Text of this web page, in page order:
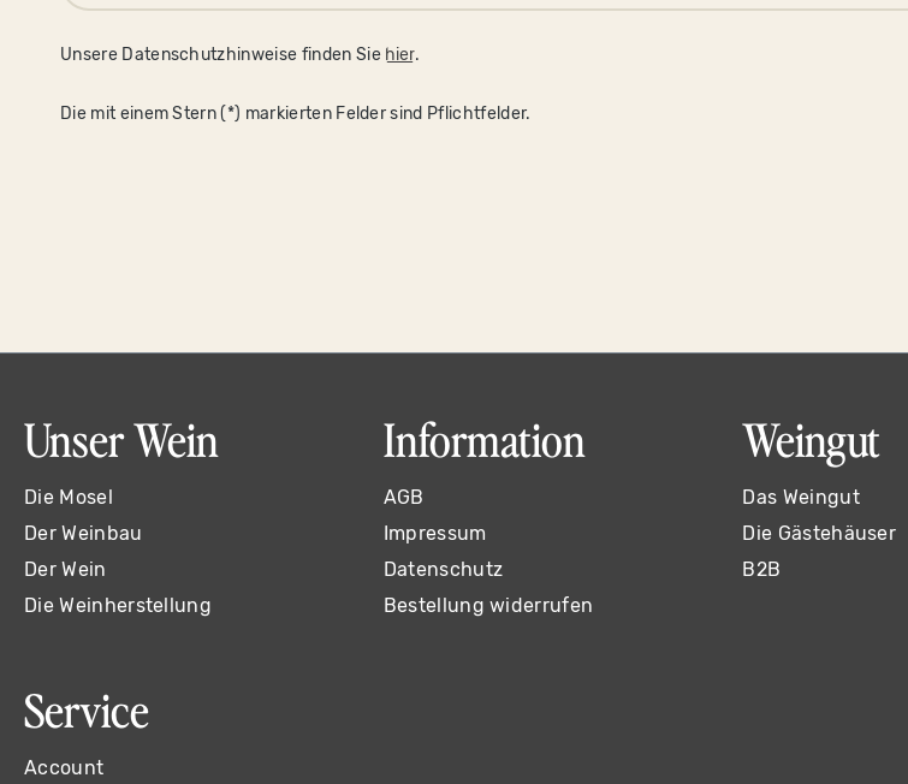
Unsere Datenschutzhinweise finden Sie hier.
Die mit einem Stern (*) markierten Felder sind Pflichtfelder.
Unser Wein
Die Mosel
Der Weinbau
Der Wein
Die Weinherstellung
Information
AGB
Impressum
Datenschutz
Bestellung widerrufen
Weingut
Das Weingut
Die Gästehäuser
B2B
Service
Account